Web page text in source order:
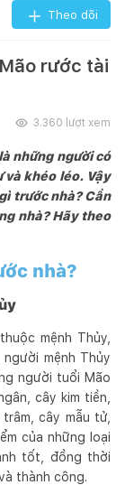
Theo dõi
rước tài
3.360 lượt xem
những người có
và khéo léo. Vậy
trước nhà? Cần
nhà? Hãy theo
nhà?
mệnh Thủy,
người mệnh Thủy
người tuổi Mão
cây kim tiền,
cây mẫu tử,
của những loại
tốt, đồng thời
thành công.